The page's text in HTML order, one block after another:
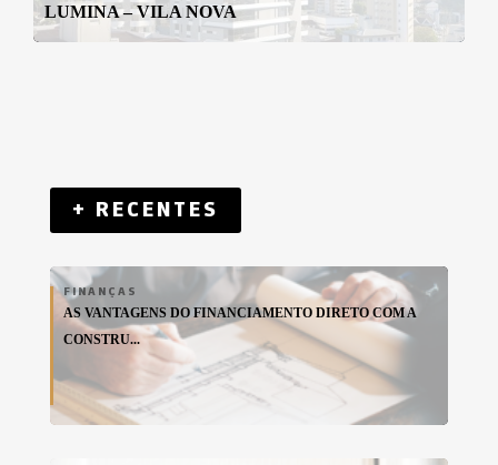
LUMINA – VILA NOVA
+ RECENTES
FINANÇAS
AS VANTAGENS DO FINANCIAMENTO DIRETO COM A
CONSTRU...